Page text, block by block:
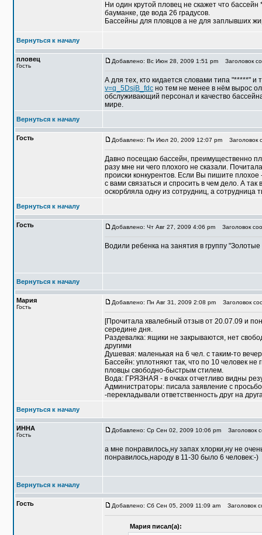
Ни один крутой пловец не скажет что
бауманке, где вода 26 градусов.
Бассейны для пловцов а не для заплывших
Вернуться к началу
пловец
Гость
Добавлено: Вс Июн 28, 2009 1:51 pm Заголовок
А для тех, кто кидается словами типа "*****" и
v=q_5DsjB_fdc но тем не менее в нём вырос
обслуживающий персонал и качество
мире.
Вернуться к началу
Гость Добавлено: Пн Июл 20, 2009 12:07 pm Заголовок
Давно посещаю бассейн, преимущественно
разу мне ни чего плохого не сказали.
происки конкурентов. Если Вы пишите
с вами связаться и спросить в чем дело. А так
оскорбляла одну из сотрудниц, а сотрудница
Вернуться к началу
Гость Добавлено: Чт Авг 27, 2009 4:06 pm Заголовок
Водили ребенка на занятия в группу
Вернуться к началу
Мария
Гость
Добавлено: Пн Авг 31, 2009 2:08 pm Заголовок
[Прочитала хвалебный отзыв от 20.07.09 и
середине дня.
Раздевалка: ящики не закрываются, нет
другими
Душевая: маленькая на 6 чел. с таким-то
Бассейн: уплотняют так, что по 10 человек
пловцы свободно-быстрым стилем.
Вода: ГРЯЗНАЯ - в очках отчетливо видны
Администраторы: писала заявление с
-перекладывали ответственность друг на
Вернуться к началу
ИННА
Гость
Добавлено: Ср Сен 02, 2009 10:06 pm Заголовок
а мне понравилось,ну запах хлорки,ну не
понравилось,народу в 11-30 было 6 человек:-)
Вернуться к началу
Гость Добавлено: Сб Сен 05, 2009 11:09 am Заголовок
Мария писал(а):